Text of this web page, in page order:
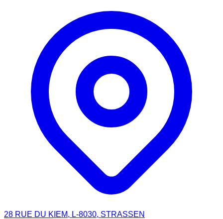
28 RUE DU KIEM, L-8030, STRASSEN